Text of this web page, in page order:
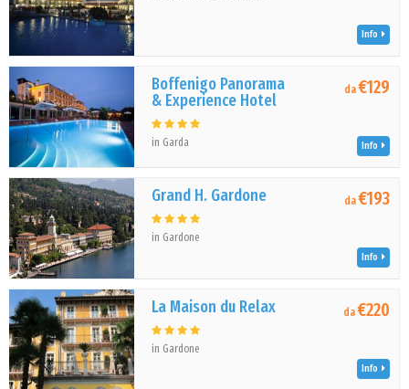
Info
Boffenigo Panorama
& Experience Hotel
in Garda
da€129
Info
Grand H. Gardone
in Gardone
da€193
Info
La Maison du Relax
in Gardone
da€220
Info